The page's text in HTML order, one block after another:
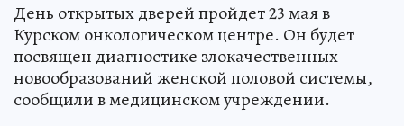
День открытых дверей пройдет 23 мая в
Курском онкологическом центре. Он будет
посвящен диагностике злокачественных
новообразований женской половой системы,
сообщили в медицинском учреждении.